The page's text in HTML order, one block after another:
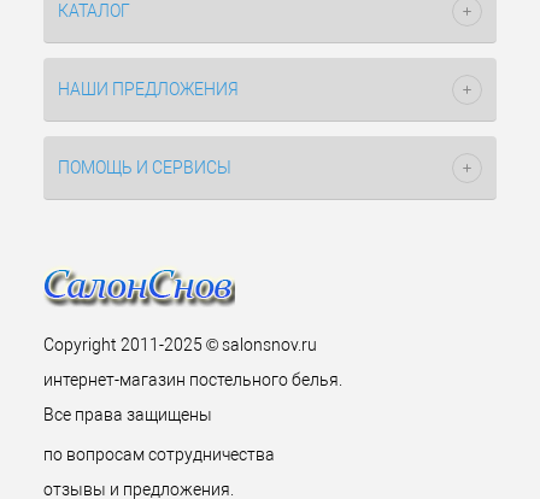
КАТАЛОГ
НАШИ ПРЕДЛОЖЕНИЯ
ПОМОЩЬ И СЕРВИСЫ
Copyright 2011-2025 © salonsnov.ru
интернет-магазин постельного белья.
Все права защищены
по вопросам сотрудничества
отзывы и предложения.